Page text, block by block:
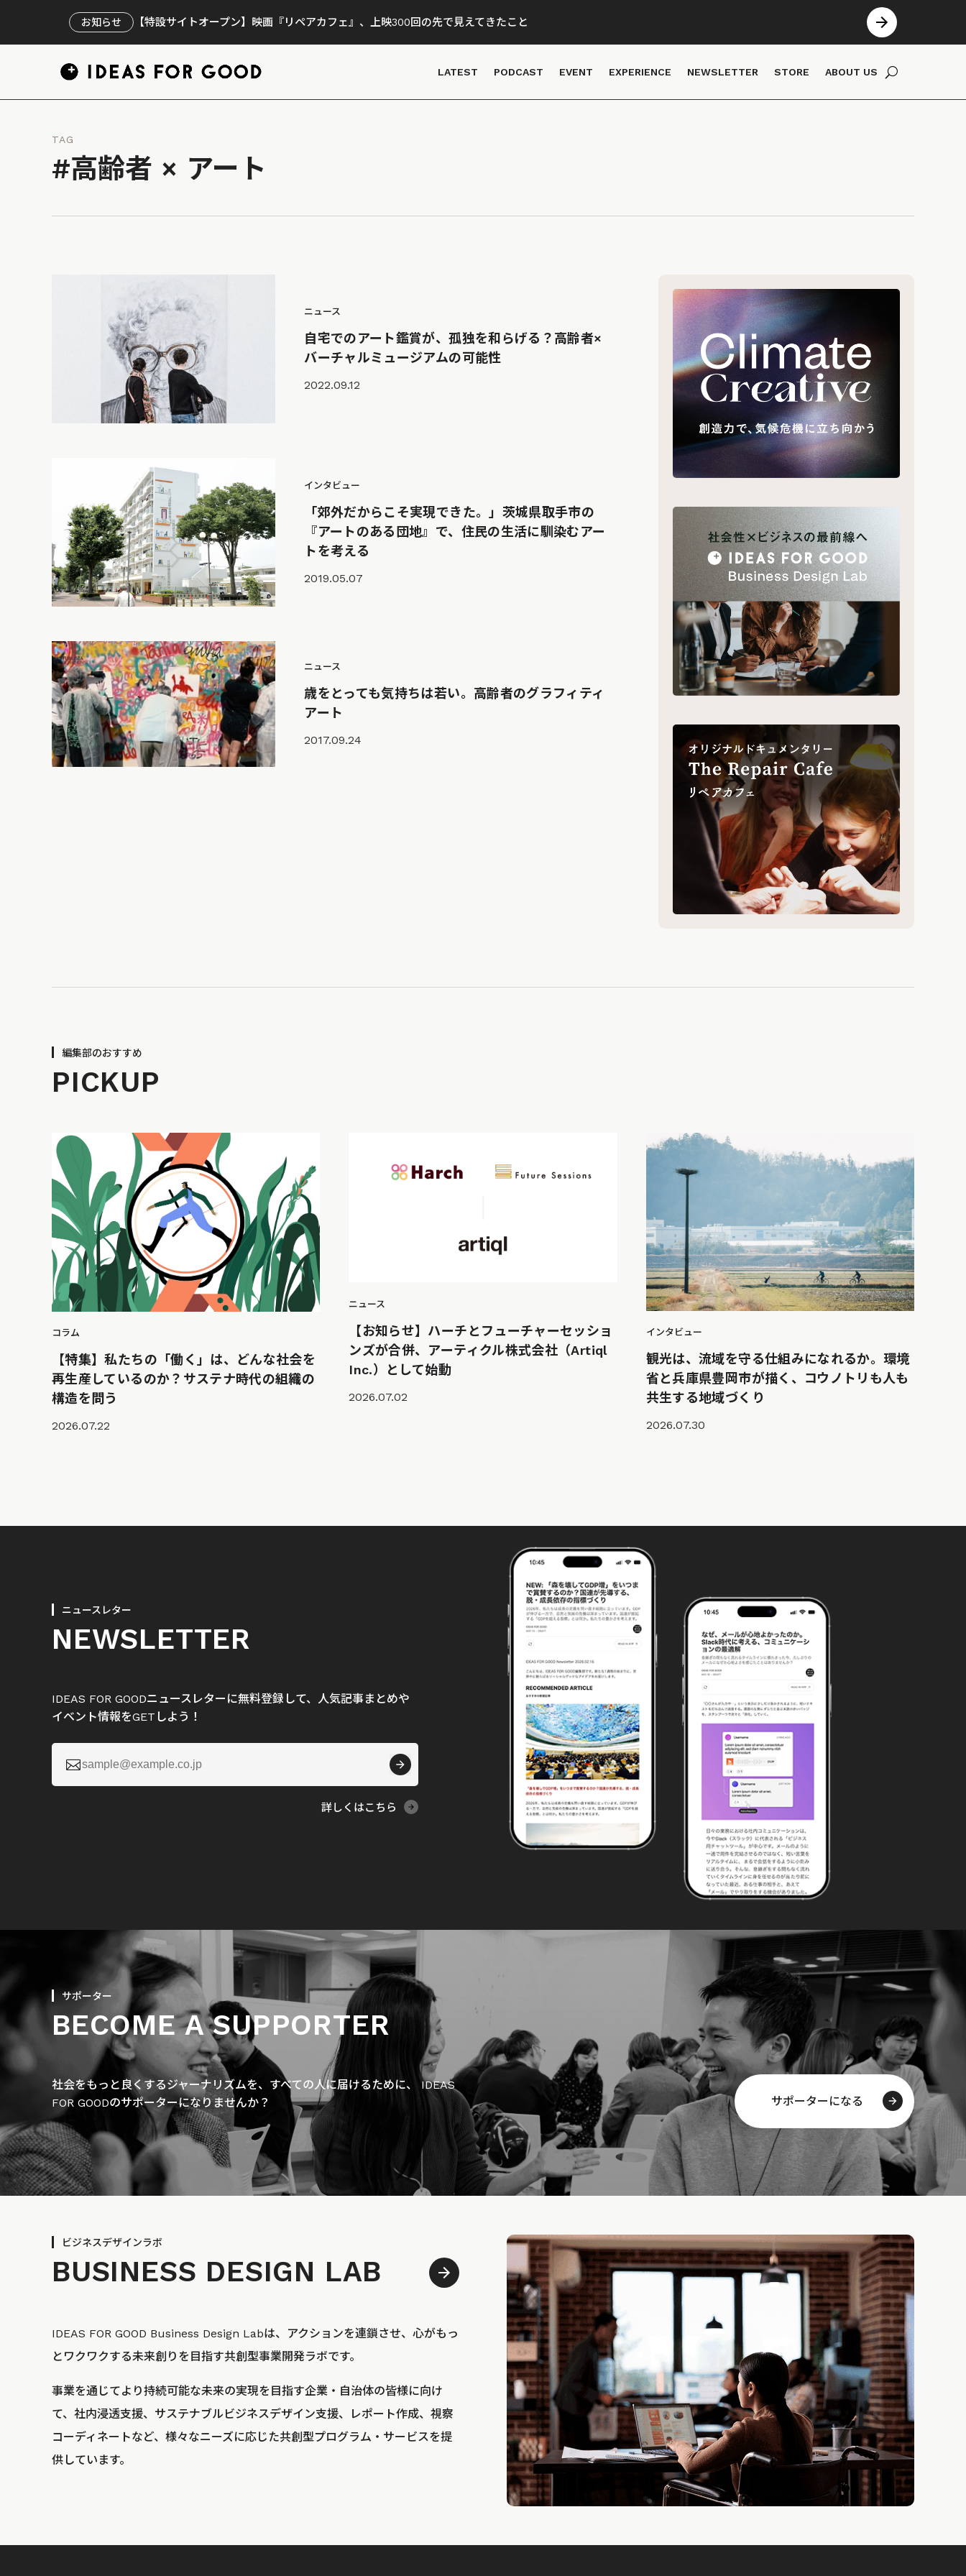
お知らせ 【特設サイトオープン】映画『リペアカフェ』、上映300回の先で見えてきたこと
LATEST PODCAST EVENT EXPERIENCE NEWSLETTER STORE ABOUT US
TAG
#高齢者 × アート
ニュース
自宅でのアート鑑賞が、孤独を和らげる？高齢者×
バーチャルミュージアムの可能性
2022.09.12
インタビュー
「郊外だからこそ実現できた。」茨城県取手市の
『アートのある団地』で、住民の生活に馴染むアー
トを考える
2019.05.07
ニュース
歳をとっても気持ちは若い。高齢者のグラフィティ
アート
2017.09.24
編集部のおすすめ
PICKUP
コラム
【特集】私たちの「働く」は、どんな社会を
再生産しているのか？サステナ時代の組織の
構造を問う
2026.07.22
ニュース
【お知らせ】ハーチとフューチャーセッショ
ンズが合併、アーティクル株式会社（Artiql
Inc.）として始動
2026.07.02
インタビュー
観光は、流域を守る仕組みになれるか。環境
省と兵庫県豊岡市が描く、コウノトリも人も
共生する地域づくり
2026.07.30
ニュースレター
NEWSLETTER
IDEAS FOR GOODニュースレターに無料登録して、人気記事まとめや
イベント情報をGETしよう！

詳しくはこちら
サポーター
BECOME A SUPPORTER
社会をもっと良くするジャーナリズムを、すべての人に届けるために、 IDEAS
FOR GOODのサポーターになりませんか？
サポーターになる
ビジネスデザインラボ
BUSINESS DESIGN LAB
IDEAS FOR GOOD Business Design Labは、アクションを連鎖させ、心がもっ
とワクワクする未来創りを目指す共創型事業開発ラボです。
事業を通じてより持続可能な未来の実現を目指す企業・自治体の皆様に向け
て、社内浸透支援、サステナブルビジネスデザイン支援、レポート作成、視察
コーディネートなど、様々なニーズに応じた共創型プログラム・サービスを提
供しています。